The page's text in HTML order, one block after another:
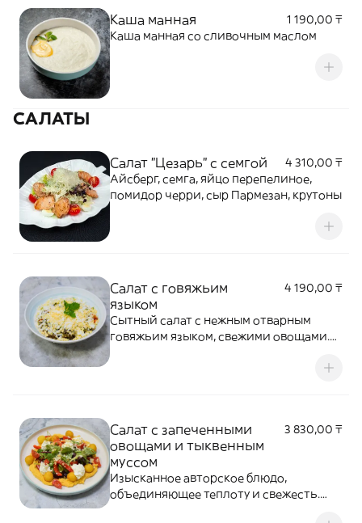
Каша манная
1 190,00 ₸
Каша манная со сливочным маслом
САЛАТЫ
Салат "Цезарь" с семгой
4 310,00 ₸
Айсберг, семга, яйцо перепелиное,
помидор черри, сыр Пармезан, крутоны
Салат с говяжьим
языком
4 190,00 ₸
Сытный салат с нежным отварным
говяжьим языком, свежими овощами.
гармоничное сочетание насыщенного
Салат с запеченными
овощами и тыквенным
муссом
3 830,00 ₸
Изысканное авторское блюдо,
объединяющее теплоту и свежесть.